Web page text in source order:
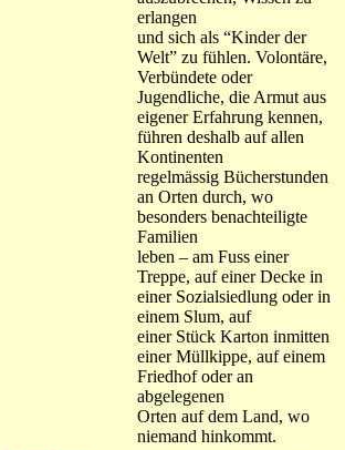
erlangen
und sich als “Kinder der
Welt” zu fühlen. Volontäre,
Verbündete oder
Jugendliche, die Armut aus
eigener Erfahrung kennen,
führen deshalb auf allen
Kontinenten
regelmässig Bücherstunden
an Orten durch, wo
besonders benachteiligte
Familien
leben – am Fuss einer
Treppe, auf einer Decke in
einer Sozialsiedlung oder in
einem Slum, auf
einer Stück Karton inmitten
einer Müllkippe, auf einem
Friedhof oder an
abgelegenen
Orten auf dem Land, wo
niemand hinkommt.